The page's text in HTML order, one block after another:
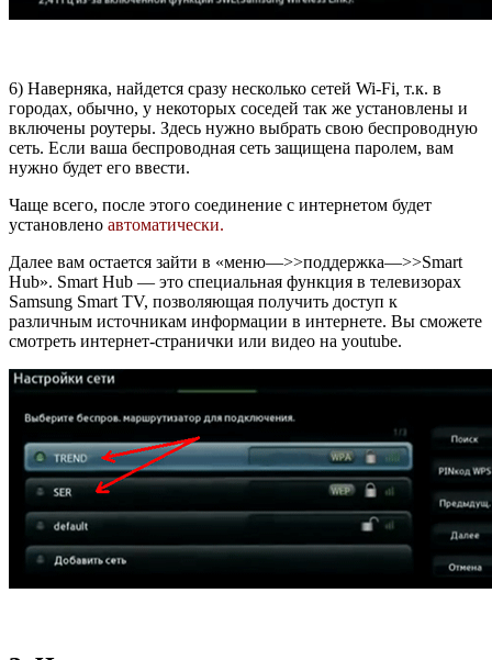
6) Наверняка, найдется сразу несколько сетей Wi-Fi, т.к. в
городах, обычно, у некоторых соседей так же установлены и
включены роутеры. Здесь нужно выбрать свою беспроводную
сеть. Если ваша беспроводная сеть защищена паролем, вам
нужно будет его ввести.
Чаще всего, после этого соединение с интернетом будет
установлено автоматически.
Далее вам остается зайти в «меню—>>поддержка—>>Smart
Hub». Smart Hub — это специальная функция в телевизорах
Samsung Smart TV, позволяющая получить доступ к
различным источникам информации в интернете. Вы сможете
смотреть интернет-странички или видео на youtube.